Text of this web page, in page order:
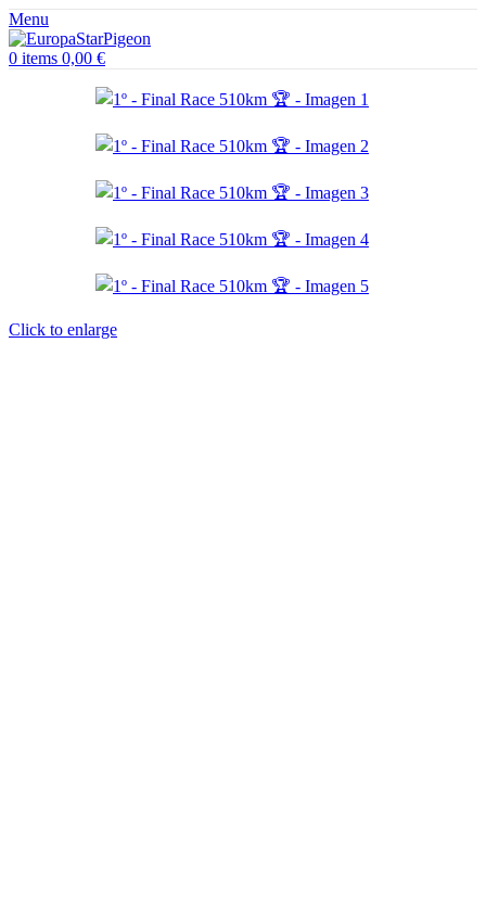
Menu
0 items 0,00 €
Click to enlarge